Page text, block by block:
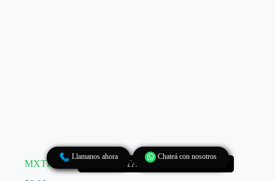
MXTR02202
CONSULTAR POR WHATSAPP
Llamanos ahora Chateá con nosotros